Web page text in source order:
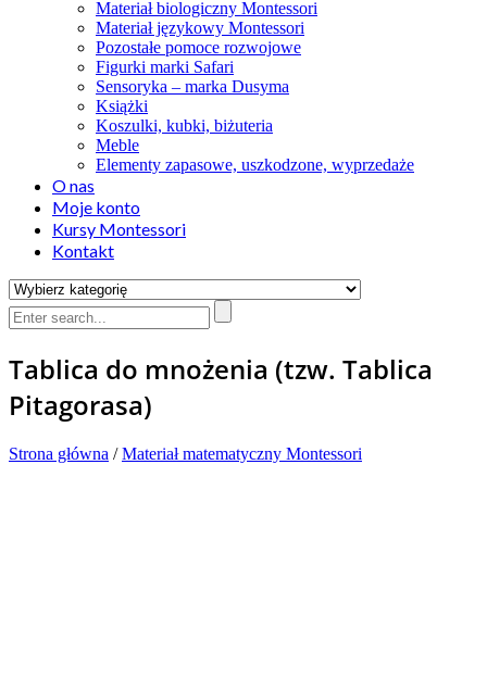
Materiał biologiczny Montessori
Materiał językowy Montessori
Pozostałe pomoce rozwojowe
Figurki marki Safari
Sensoryka – marka Dusyma
Książki
Koszulki, kubki, biżuteria
Meble
Elementy zapasowe, uszkodzone, wyprzedaże
O nas
Moje konto
Kursy Montessori
Kontakt
Tablica do mnożenia (tzw. Tablica
Pitagorasa)
Strona główna /Materiał matematyczny Montessori